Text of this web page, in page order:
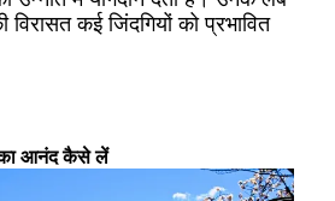
कई जिंदगियों को प्रभावित
का आनंद कैसे लें